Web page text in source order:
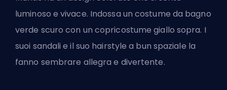
luminoso e vivace. Indossa un costume da bagno
verde scuro con un copricostume giallo sopra. I
suoi sandali e il suo hairstyle a bun spaziale la
fanno sembrare allegra e divertente.